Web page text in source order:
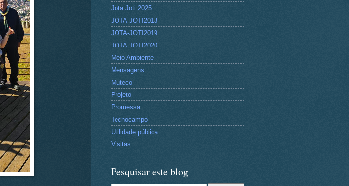
Jota Joti 2025
JOTA-JOTI2018
JOTA-JOTI2019
JOTA-JOTI2020
Meio Ambiente
Mensagens
Muteco
Projeto
Promessa
Tecnocampo
Utilidade pública
Visitas
Pesquisar este blog